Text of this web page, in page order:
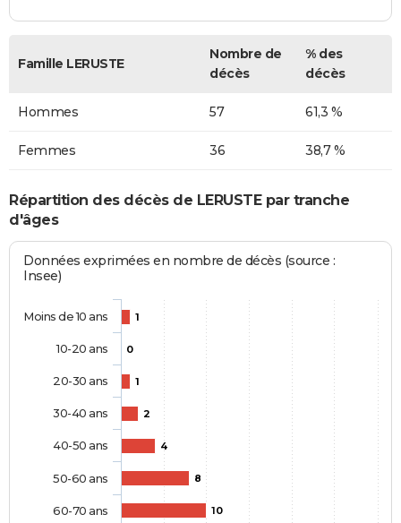
Famille LERUSTE
Nombre de
décès
% des
décès
Hommes 57 61,3 %
Femmes 36 38,7 %
Répartition des décès de LERUSTE par tranche
d'âges
Données exprimées en nombre de décès (source :
Insee)
1
0
1
2
4
8
10
Moins de 10 ans
10-20 ans
20-30 ans
30-40 ans
40-50 ans
50-60 ans
60-70 ans